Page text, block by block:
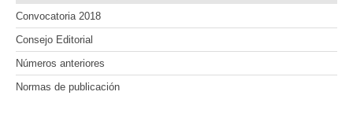
Convocatoria 2018
Consejo Editorial
Números anteriores
Normas de publicación